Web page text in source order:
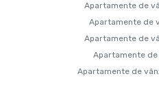
Apartamente de
Apartamente de
Apartamente de
Apartamente
Apartamente de